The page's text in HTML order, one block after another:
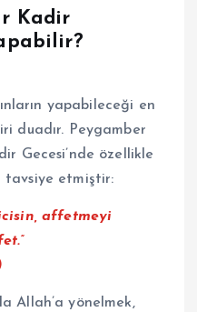
Kadir
yapabileceği en
duadır. Peygamber
Gecesi’nde özellikle
tavsiye etmiştir:
affetmeyi
Allah’a yönelmek,